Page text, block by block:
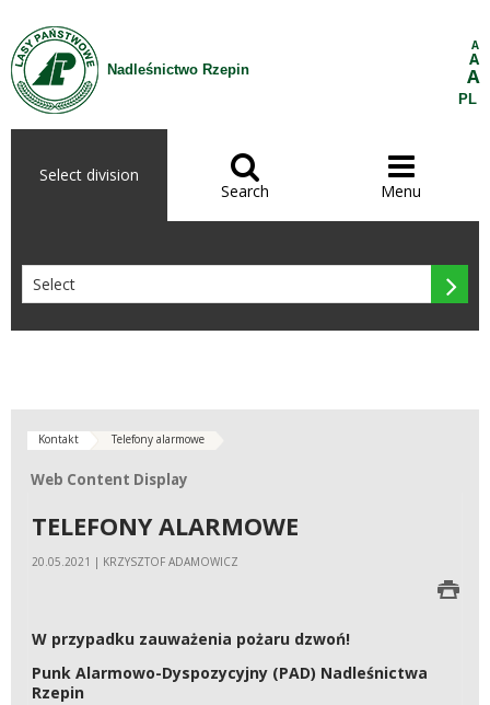
Skip to Content
Nadleśnictwo Rzepin
A
A
A
PL
Select division 
Search

Menu

Kontakt Telefony alarmowe
Web Content Display
Web Content Display
TELEFONY ALARMOWE
20.05.2021 | KRZYSZTOF ADAMOWICZ
W przypadku zauważenia pożaru dzwoń!
Punk Alarmowo-Dyspozycyjny (PAD) Nadleśnictwa
Rzepin